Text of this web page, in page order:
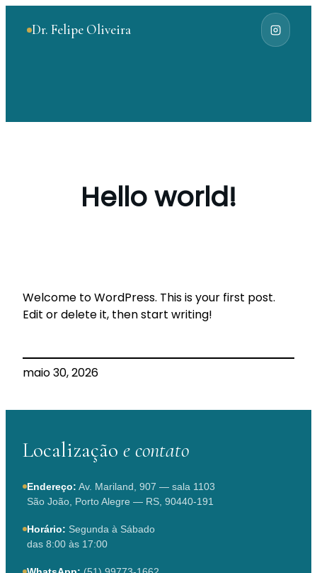
Dr. Felipe Oliveira
Hello world!
Welcome to WordPress. This is your first post.
Edit or delete it, then start writing!
maio 30, 2026
Localização e contato
Endereço: Av. Mariland, 907 — sala 1103
São João, Porto Alegre — RS, 90440-191
Horário: Segunda à Sábado
das 8:00 às 17:00